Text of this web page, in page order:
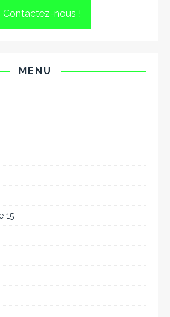
Contactez-nous !
MENU
15